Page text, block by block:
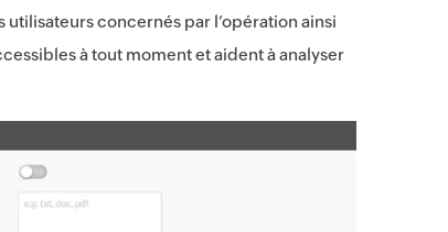
concernés par l’opération ainsi
à tout moment et aident à analyser